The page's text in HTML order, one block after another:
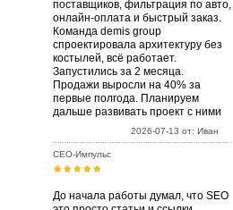
поставщиков, фильтрация по авто,
онлайн-оплата и быстрый заказ.
Команда demis group
спроектировала архитектуру без
костылей, всё работает.
Запустились за 2 месяца.
Продажи выросли на 40% за
первые полгода. Планируем
дальше развивать проект с ними
2026-07-13 от: Иван
СЕО-Импульс
До начала работы думал, что SEO